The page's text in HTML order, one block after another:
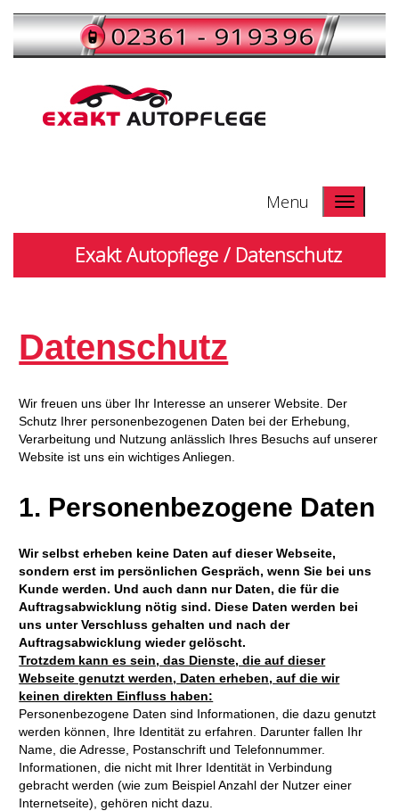
Menu
Exakt Autopflege / Datenschutz
Datenschutz
Wir freuen uns über Ihr Interesse an unserer Website. Der
Schutz Ihrer personenbezogenen Daten bei der Erhebung,
Verarbeitung und Nutzung anlässlich Ihres Besuchs auf unserer
Website ist uns ein wichtiges Anliegen.
1. Personenbezogene Daten
Wir selbst erheben keine Daten auf dieser Webseite,
sondern erst im persönlichen Gespräch, wenn Sie bei uns
Kunde werden. Und auch dann nur Daten, die für die
Auftragsabwicklung nötig sind. Diese Daten werden bei
uns unter Verschluss gehalten und nach der
Auftragsabwicklung wieder gelöscht.
Trotzdem kann es sein, das Dienste, die auf dieser
Webseite genutzt werden, Daten erheben, auf die wir
keinen direkten Einfluss haben:
Personenbezogene Daten sind Informationen, die dazu genutzt
werden können, Ihre Identität zu erfahren. Darunter fallen Ihr
Name, die Adresse, Postanschrift und Telefonnummer.
Informationen, die nicht mit Ihrer Identität in Verbindung
gebracht werden (wie zum Beispiel Anzahl der Nutzer einer
Internetseite), gehören nicht dazu.